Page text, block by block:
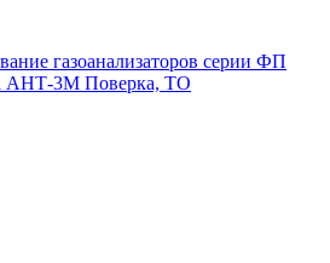
газоанализаторов серии ФП
АНТ-3М Поверка, ТО